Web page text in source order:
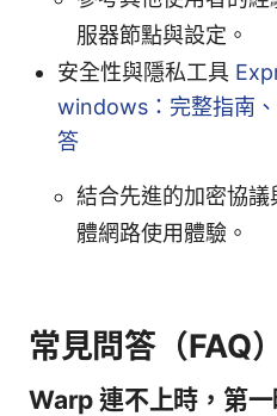
服器節點與設定。
安全性與隱私工具
windows：完整指南
答
結合先進的加密協
體網路使用體驗。
常見問答（FAQ）
Warp 連不上時，第